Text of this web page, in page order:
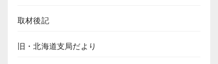
取材後記
旧・北海道支局だより